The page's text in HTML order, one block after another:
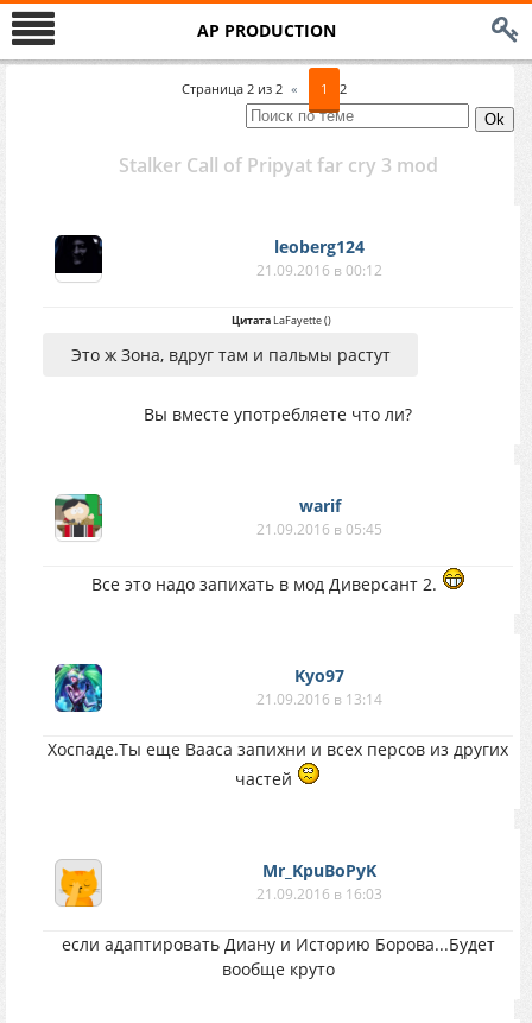
AP PRODUCTION
Страница 2 из 2 « 1 2
Stalker Call of Pripyat far cry 3 mod
leoberg124
21.09.2016 в 00:12
ЦитатаLaFayette()
Это ж Зона, вдруг там и пальмы растут
Вы вместе употребляете что ли?
warif
21.09.2016 в 05:45
Все это надо запихать в мод Диверсант 2.
Kyo97
21.09.2016 в 13:14
Хоспаде.Ты еще Вааса запихни и всех персов из других
частей
Mr_KpuBoPyK
21.09.2016 в 16:03
если адаптировать Диану и Историю Борова...Будет
вообще круто